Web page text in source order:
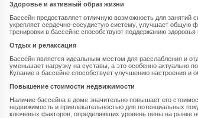
Здоровье и активный образ жизни
Бассейн предоставляет отличную возможность для занятий
укрепляет сердечно-сосудистую систему, улучшает общую
тренировки в бассейне способствуют поддержанию
Отдых и релаксация
Бассейн является идеальным местом для расслабления и
уменьшает нагрузку на суставы, а это особенно актуально
Купание в бассейне способствует улучшению настроения и
Повышение стоимости недвижимости
Наличие бассейна в доме значительно повышает его
недвижимость и привлекательностью для потенциальных
ключевых факторов, определяющих уровень цены на рынке